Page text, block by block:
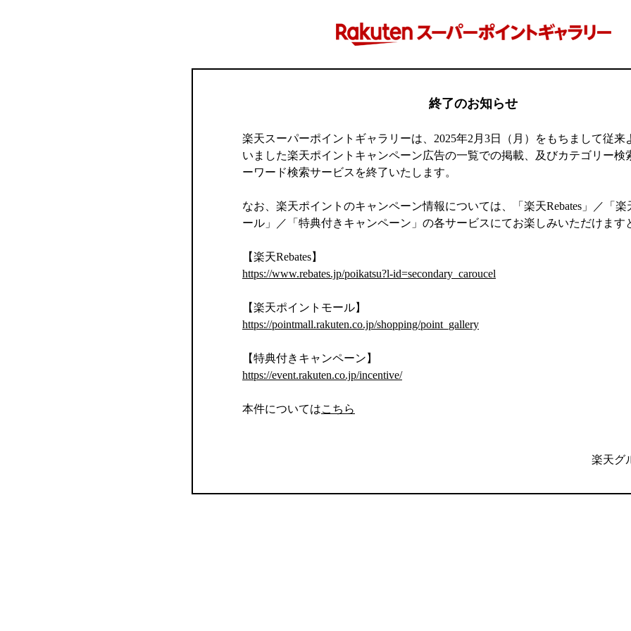
終了のお知らせ
楽天スーパーポイントギャラリーは、2025年2月3日（月）をもちまして従来
いました楽天ポイントキャンペーン広告の一覧での掲載、及びカテゴリー検
ーワード検索サービスを終了いたします。
なお、楽天ポイントのキャンペーン情報については、「楽天Rebates」／「楽
ール」／「特典付きキャンペーン」の各サービスにてお楽しみいただけます
【楽天Rebates】
https://www.rebates.jp/poikatsu?l-id=secondary_caroucel
【楽天ポイントモール】
https://pointmall.rakuten.co.jp/shopping/point_gallery
【特典付きキャンペーン】
https://event.rakuten.co.jp/incentive/
本件についてはこちら
楽天グ